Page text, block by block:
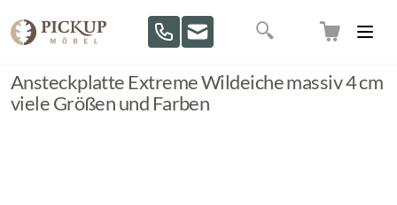
Suche
Ansteckplatte Extreme Wildeiche massiv 4 cm
viele Größen und Farben